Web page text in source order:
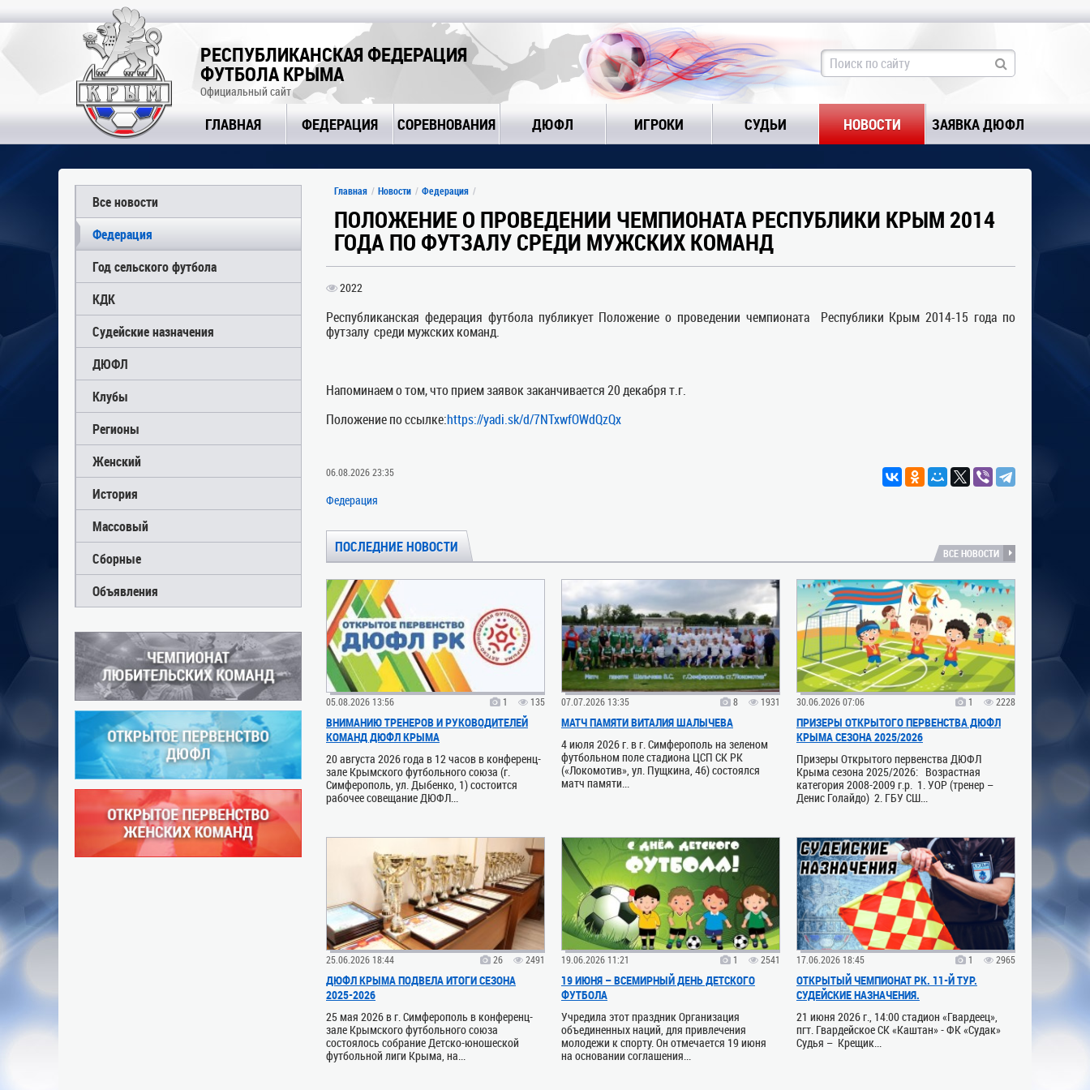
РЕСПУБЛИКАНСКАЯ ФЕДЕРАЦИЯ
ФУТБОЛА КРЫМА
Официальный сайт
ГЛАВНАЯ ФЕДЕРАЦИЯ СОРЕВНОВАНИЯ ДЮФЛ ИГРОКИ СУДЬИ НОВОСТИ ЗАЯВКА ДЮФЛ
Все новости
Федерация
Год сельского футбола
КДК
Судейские назначения
ДЮФЛ
Клубы
Регионы
Женский
История
Массовый
Сборные
Объявления
Главная Новости Федерация
ПОЛОЖЕНИЕ О ПРОВЕДЕНИИ ЧЕМПИОНАТА РЕСПУБЛИКИ КРЫМ 2014
ГОДА ПО ФУТЗАЛУ СРЕДИ МУЖСКИХ КОМАНД
2022
Республиканская федерация футбола публикует Положение о проведении чемпионата Республики Крым 2014-15 года по
футзалу среди мужских команд.
Напоминаем о том, что прием заявок заканчивается 20 декабря т.г.
Положение по ссылке:https://yadi.sk/d/7NTxwfOWdQzQx
06.08.2026 23:35
Федерация
ПОСЛЕДНИЕ НОВОСТИ ВСЕ НОВОСТИ
05.08.2026 13:56 1 135
ВНИМАНИЮ ТРЕНЕРОВ И РУКОВОДИТЕЛЕЙ
КОМАНД ДЮФЛ КРЫМА
20 августа 2026 года в 12 часов в конференц-
зале Крымского футбольного союза (г.
Симферополь, ул. Дыбенко, 1) состоится
рабочее совещание ДЮФЛ...
07.07.2026 13:35 8 1931
МАТЧ ПАМЯТИ ВИТАЛИЯ ШАЛЫЧЕВА
4 июля 2026 г. в г. Симферополь на зеленом
футбольном поле стадиона ЦСП СК РК
(«Локомотив», ул. Пущкина, 46) состоялся
матч памяти...
30.06.2026 07:06 1 2228
ПРИЗЕРЫ ОТКРЫТОГО ПЕРВЕНСТВА ДЮФЛ
КРЫМА СЕЗОНА 2025/2026
Призеры Открытого первенства ДЮФЛ
Крыма сезона 2025/2026: Возрастная
категория 2008-2009 г.р. 1. УОР (тренер –
Денис Голайдо) 2. ГБУ СШ...
25.06.2026 18:44 26 2491
ДЮФЛ КРЫМА ПОДВЕЛА ИТОГИ СЕЗОНА
2025-2026
25 мая 2026 в г. Симферополь в конференц-
зале Крымского футбольного союза
состоялось собрание Детско-юношеской
футбольной лиги Крыма, на...
19.06.2026 11:21 1 2541
19 ИЮНЯ – ВСЕМИРНЫЙ ДЕНЬ ДЕТСКОГО
ФУТБОЛА
Учредила этот праздник Организация
объединенных наций, для привлечения
молодежи к спорту. Он отмечается 19 июня
на основании соглашения...
17.06.2026 18:45 1 2965
ОТКРЫТЫЙ ЧЕМПИОНАТ РК. 11-Й ТУР.
СУДЕЙСКИЕ НАЗНАЧЕНИЯ.
21 июня 2026 г., 14:00 стадион «Гвардеец»,
пгт. Гвардейское СК «Каштан» - ФК «Судак»
Судья – Крещик...